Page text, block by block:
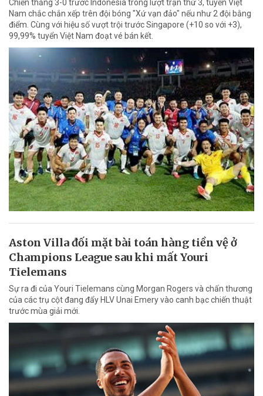
Chiến thắng 3-0 trước Indonesia trong lượt trận thứ 3, tuyển Việt
Nam chắc chắn xếp trên đội bóng "Xứ vạn đảo" nếu như 2 đội bằng
điểm. Cùng với hiệu số vượt trội trước Singapore (+10 so với +3),
99,99% tuyển Việt Nam đoạt vé bán kết.
Aston Villa đối mặt bài toán hàng tiền vệ ở
Champions League sau khi mất Youri
Tielemans
Sự ra đi của Youri Tielemans cùng Morgan Rogers và chấn thương
của các trụ cột đang đẩy HLV Unai Emery vào canh bạc chiến thuật
trước mùa giải mới.